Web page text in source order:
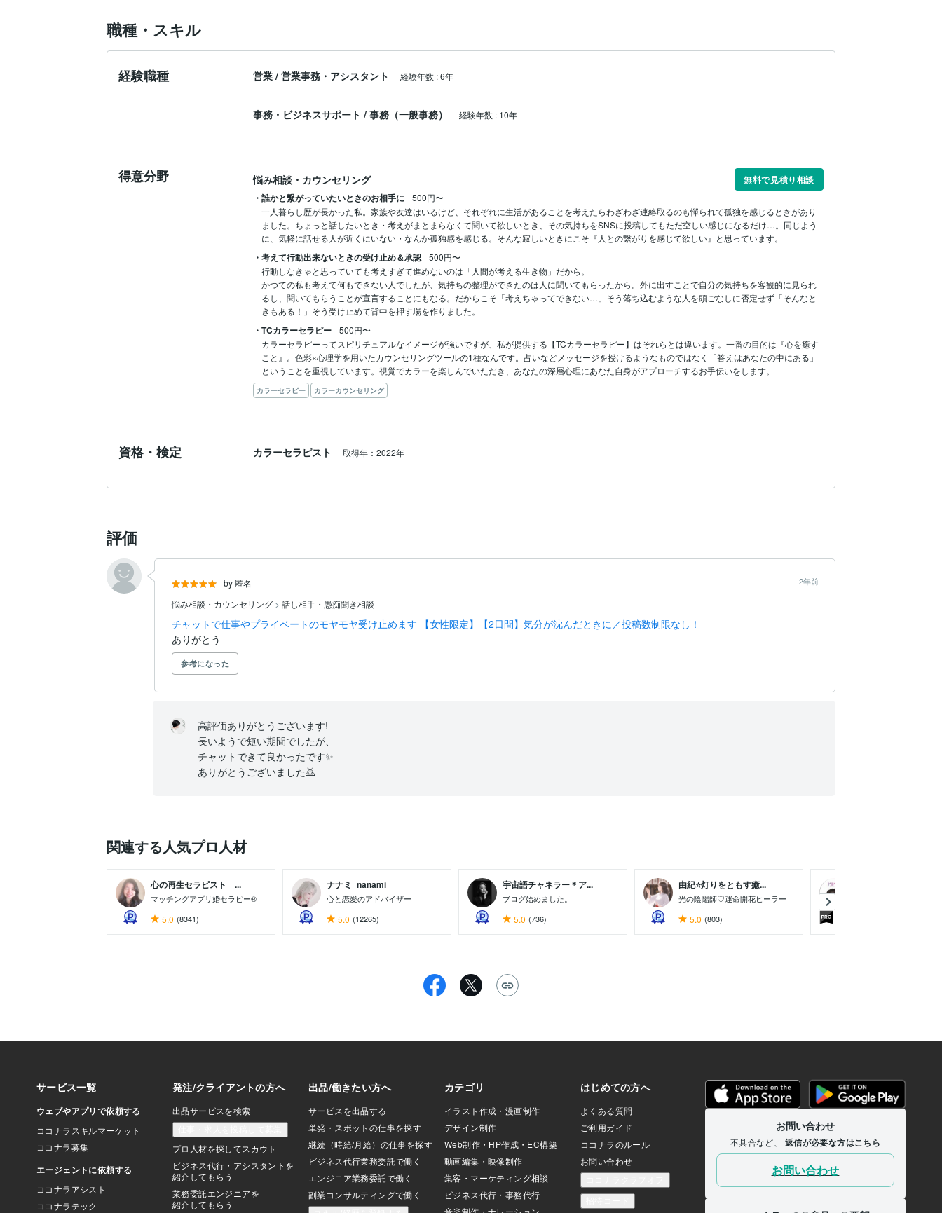
職種・スキル
経験職種 営業 / 営業事務・アシスタント 経験年数 :6年
事務・ビジネスサポート / 事務（一般事務） 経験年数 : 10年
得意分野 悩み相談・カウンセリング
無料で見積り相談
・誰かと繋がっていたいときのお相手に
500円〜
一人暮らし歴が長かった私。家族や友達はいるけど、それぞれに生活があることを考えたらわざわざ連絡取るのも憚られて孤独を感じるときがあり
ました。ちょっと話したいとき・考えがまとまらなくて聞いて欲しいとき、その気持ちをSNSに投稿してもただ空しい感じになるだけ…。同じよう
に、気軽に話せる人が近くにいない・なんか孤独感を感じる。そんな寂しいときにこそ『人との繋がりを感じて欲しい』と思っています。
・考えて行動出来ないときの受け止め＆承認
500円〜
行動しなきゃと思っていても考えすぎて進めないのは「人間が考える生き物」だから。
かつての私も考えて何もできない人でしたが、気持ちの整理ができたのは人に聞いてもらったから。外に出すことで自分の気持ちを客観的に見られ
るし、聞いてもらうことが宣言することにもなる。だからこそ「考えちゃってできない…」そう落ち込むような人を頭ごなしに否定せず「そんなと
きもある！」そう受け止めて背中を押す場を作りました。
・TCカラーセラピー
500円〜
カラーセラピーってスピリチュアルなイメージが強いですが、私が提供する【TCカラーセラピー】はそれらとは違います。一番の目的は『心を癒す
こと』。色彩×心理学を用いたカウンセリングツールの1種なんです。占いなどメッセージを授けるようなものではなく「答えはあなたの中にある」
カラーセラピー カラーカウンセリング
資格・検定 カラーセラピスト 取得年：2022年
評価
2年前
by 匿名
悩み相談・カウンセリング > 話し相手・愚痴聞き相談
チャットで仕事やプライベートのモヤモヤ受け止めます 【女性限定】【2日間】気分が沈んだときに／投稿数制限なし！
ありがとう
参考になった
高評価ありがとうございます!
長いようで短い期間でしたが、
チャットできて良かったです✨
ありがとうございました🙇
関連する人気プロ人材
心の再生セラピスト ...
マッチングアプリ婚セラピー®
5.0 (8341)
ナナミ_nanami
心と恋愛のアドバイザー
5.0 (12265)
宇宙語チャネラー＊ア...
ブログ始めました。
5.0 (736)
由紀⭐灯りをともす癒...
光の陰陽師♡運命開花ヒーラー
5.0 (803)